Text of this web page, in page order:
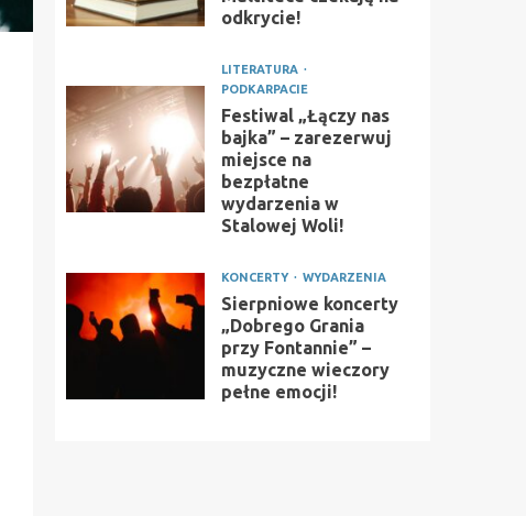
odkrycie!
LITERATURA
PODKARPACIE
Festiwal „Łączy nas
bajka” – zarezerwuj
miejsce na
bezpłatne
wydarzenia w
Stalowej Woli!
KONCERTY WYDARZENIA
Sierpniowe koncerty
„Dobrego Grania
przy Fontannie” –
muzyczne wieczory
pełne emocji!